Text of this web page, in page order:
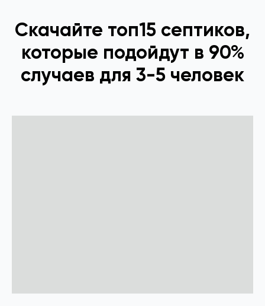
Скачайте топ15 септиков,
которые подойдут в 90%
случаев для 3-5 человек